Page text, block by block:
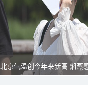
北京气温创今年来新高 焖蒸